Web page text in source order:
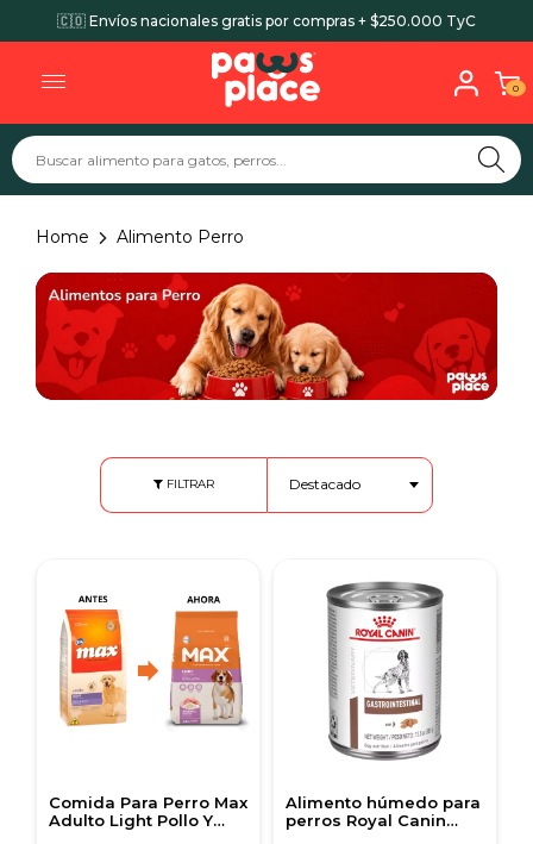
🚚 Envíos gratis para Bogotá por compras + $70.000
0
Home Alimento Perro
FILTRAR Destacado
Comida Para Perro Max
Adulto Light Pollo Y
Alimento húmedo para
perros Royal Canin